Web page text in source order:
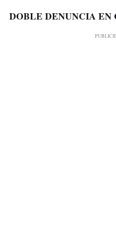
DOBLE DENUNCIA EN